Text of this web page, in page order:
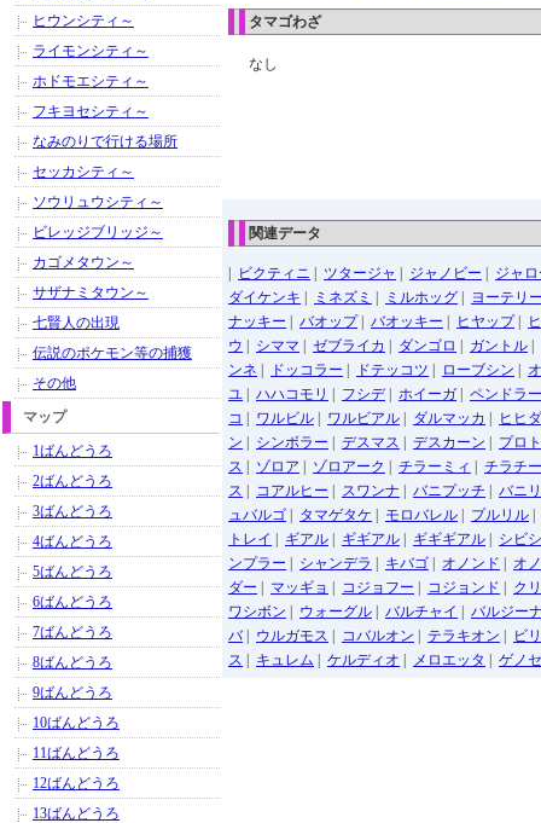
タマゴわざ
なし
関連データ
ビクティニ ツタージャ ジャノビー
ジャ
ダイケンキ
ミネズミ ミルホッグ
ヨーテリ
ナッキー
バオップ| バオッキー ヒヤップ|
ウ
シママ ゼブライカ ダンゴロ ガントル
ンネ
ドッコラー ドテッコツ ローブシン
ユ
ハハコモリ フシデ| ホイーガ
ペンドラー
コ
ワルビル ワルビアル ダルマッカ
ヒヒ
ン
シンボラー デスマス デスカーン
プロ
ス
ゾロア ゾロアーク チラーミィ
チラチ
ス
コアルヒー スワンナ バニプッチ
バニ
ュバルゴ
タマゲタケ モロバレル プルリル
トレイ
ギアル ギギアル ギギギアル
シビ
ンプラー
シャンデラ キバゴ オノンド
オ
ダー
マッギョ コジョフー コジョンド
ク
ワシボン
ウォーグル バルチャイ
バルジー
バ| ウルガモス コバルオン テラキオン
ビ
ス
キュレム ケルディオ メロエッタ ゲノ
ヒウンシティ～
ライモンシティ～
ホドモエシティ～
フキヨセシティ～
なみのりで行ける場所
セッカシティ～
ソウリュウシティ～
ビレッジブリッジ～
カゴメタウン～
サザナミタウン～
七賢人の出現
伝説のポケモン等の捕獲
その他
マップ
1ばんどうろ
2ばんどうろ
3ばんどうろ
4ばんどうろ
5ばんどうろ
6ばんどうろ
7ばんどうろ
8ばんどうろ
9ばんどうろ
10ばんどうろ
11ばんどうろ
12ばんどうろ
13ばんどうろ